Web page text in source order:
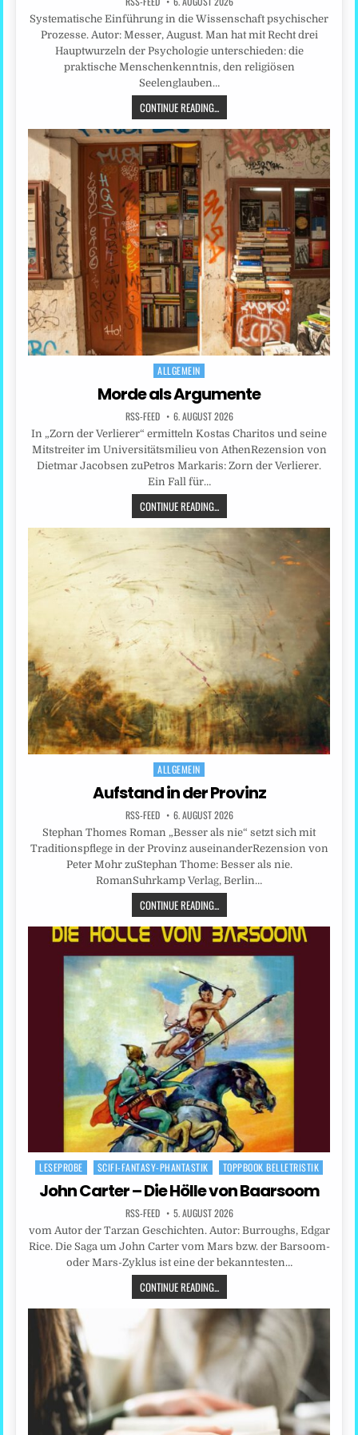
Systematische Einführung in die Wissenschaft psychischer
Prozesse. Autor: Messer, August. Man hat mit Recht drei
Hauptwurzeln der Psychologie unterschieden: die
praktische Menschenkenntnis, den religiösen
Seelenglauben…
CONTINUE READING...
Posted
in
ALLGEMEIN
Morde als Argumente
RSS-FEED 6. AUGUST 2026
In „Zorn der Verlierer“ ermitteln Kostas Charitos und seine
Mitstreiter im Universitätsmilieu von AthenRezension von
Dietmar Jacobsen zuPetros Markaris: Zorn der Verlierer.
Ein Fall für…
CONTINUE READING...
Posted
in
ALLGEMEIN
Aufstand in der Provinz
RSS-FEED 6. AUGUST 2026
Stephan Thomes Roman „Besser als nie“ setzt sich mit
Traditionspflege in der Provinz auseinanderRezension von
Peter Mohr zuStephan Thome: Besser als nie.
RomanSuhrkamp Verlag, Berlin…
CONTINUE READING...
Posted
LESEPROBE SCIFI-FANTASY-PHANTASTIK TOPPBOOK BELLETRISTIK
John Carter – Die Hölle von Baarsoom
RSS-FEED 5. AUGUST 2026
vom Autor der Tarzan Geschichten. Autor: Burroughs, Edgar
Rice. Die Saga um John Carter vom Mars bzw. der Barsoom-
oder Mars-Zyklus ist eine der bekanntesten…
CONTINUE READING...